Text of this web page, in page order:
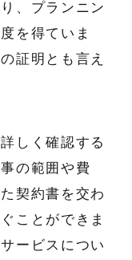
、プランニン
を得ていま
証明とも言え
しく確認する
の範囲や費
契約書を交わ
ことができま
ービスについ